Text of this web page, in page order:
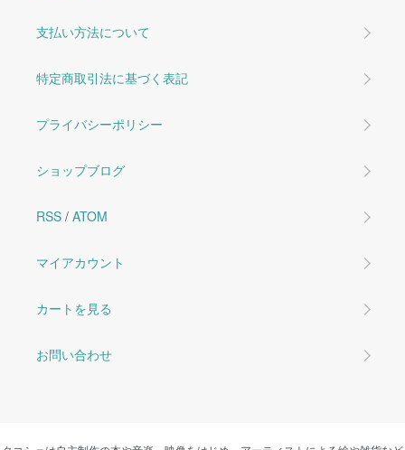
支払い方法について
特定商取引法に基づく表記
プライバシーポリシー
ショップブログ
RSS / ATOM
マイアカウント
カートを見る
お問い合わせ